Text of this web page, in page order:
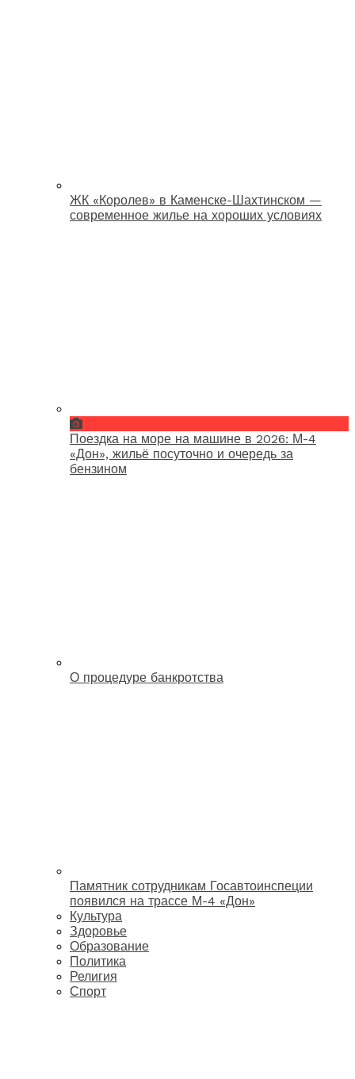
ЖК «Королев» в Каменске-Шахтинском —
современное жилье на хороших условиях
Поездка на море на машине в 2026: М-4
«Дон», жильё посуточно и очередь за
бензином
О процедуре банкротства
Памятник сотрудникам Госавтоинспеции
появился на трассе М-4 «Дон»
Культура
Здоровье
Образование
Политика
Религия
Спорт